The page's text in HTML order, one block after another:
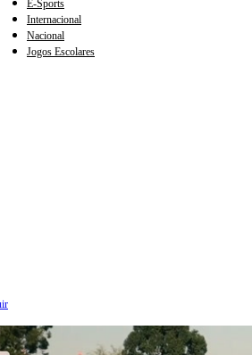
E-Sports
Internacional
Nacional
Jogos Escolares